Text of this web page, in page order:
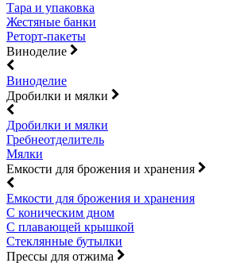
Тара и упаковка
Жестяные банки
Реторт-пакеты
Виноделие
Виноделие
Дробилки и мялки
Дробилки и мялки
Гребнеотделитель
Мялки
Емкости для брожения и хранения
Емкости для брожения и хранения
С коническим дном
С плавающей крышкой
Стеклянные бутылки
Прессы для отжима